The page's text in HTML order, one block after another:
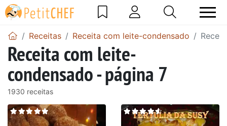
Receitas Receita com leite-condensado
Receita com leite-
condensado - página 7
1930 receitas